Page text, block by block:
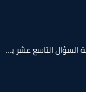
مطلوب لتعيين جهاز تنظيم النقل البري الداخلي والدولي لعدد...